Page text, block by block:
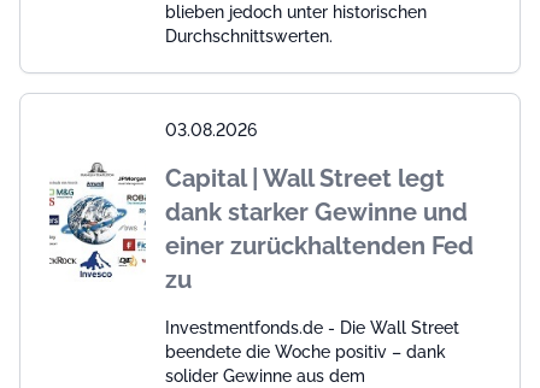
blieben jedoch unter historischen
Durchschnittswerten.
03.08.2026
Capital | Wall Street legt
dank starker Gewinne und
einer zurückhaltenden Fed
zu
Investmentfonds.de - Die Wall Street
beendete die Woche positiv – dank
solider Gewinne aus dem